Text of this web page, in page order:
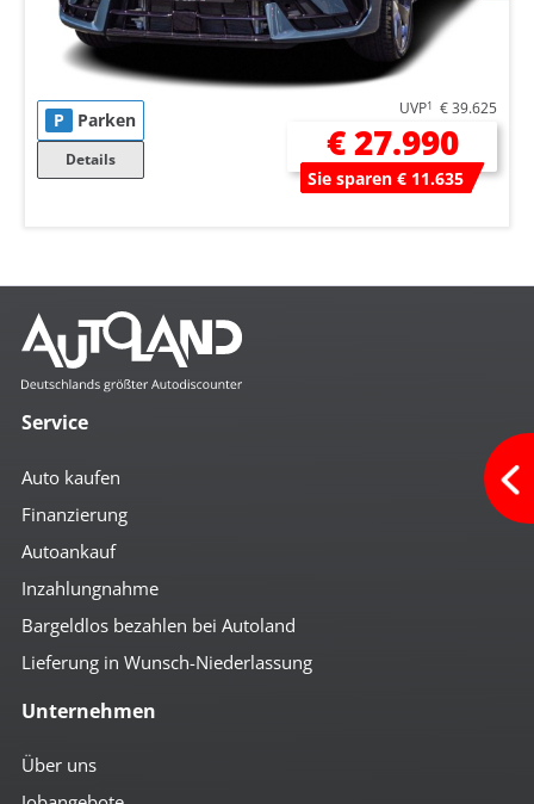
P Parken
Details
UVP1 € 39.625
€ 27.990
Sie sparen € 11.635
Service
Auto kaufen
Finanzierung
Autoankauf
Inzahlungnahme
Bargeldlos bezahlen bei Autoland
Lieferung in Wunsch-Niederlassung
Unternehmen
Über uns